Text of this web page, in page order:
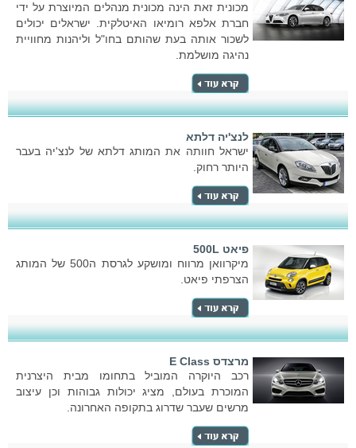
מכונית זאת הינה מכונית מנהלים המיוצרת על ידי
חברת אלפא רומיאו האיטלקית. ישראלים יכולים
לשכור אותה בעת שהותם בחו"ל וליהנות מחוויית
נהיגה מושלמת.
לנצ'יה דלתא
ישראל חוותה את המותג דלתא של לנצ'יה בעבר
היותר רחוק.
פיאט 500L
מיקרוואן מרווח ומושקע לגרסת ה500 של המותג
הצרפתי פיאט.
מרצדס E Class
רכב היוקרה המוביל בתחומו מבית היצרנית
המוכרת בעולם, מציג יכולות גבוהות וכן עיצוב
מרשים שעבר שדרוג בתקופה האחרונה.